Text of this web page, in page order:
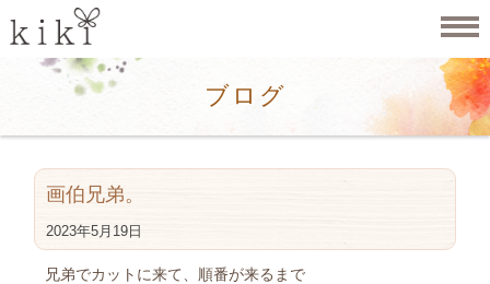
ブログ
画伯兄弟。
2023年5月19日
兄弟でカットに来て、順番が来るまで